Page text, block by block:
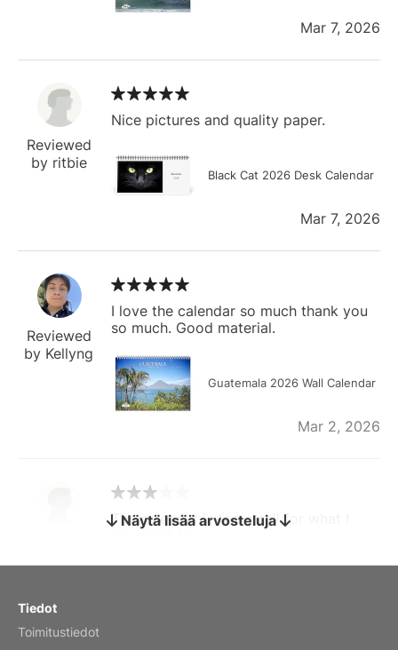
Mar 7, 2026
Reviewed
by ritbie
Nice pictures and quality paper.
Black Cat 2026 Desk Calendar
Mar 7, 2026
Reviewed
by Kellyng
I love the calendar so much thank you
so much. Good material.
Guatemala 2026 Wall Calendar
Mar 2, 2026
by charles
The calendar is too small for what I
bought it for
Näytä lisää arvosteluja
Tiedot
Toimitustiedot